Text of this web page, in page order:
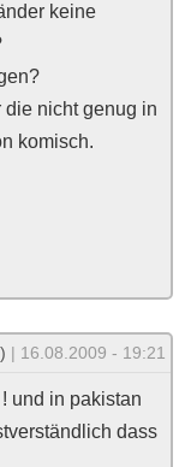
keine
nicht genug in
komisch.
| 16.08.2009 - 19:21
und in pakistan
dass